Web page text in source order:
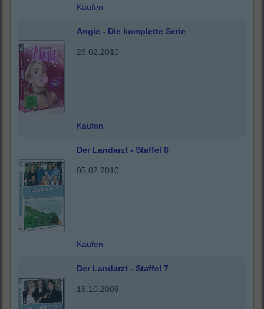
Kaufen
Angie - Die komplette Serie
26.02.2010
Kaufen
Der Landarzt - Staffel 8
05.02.2010
Kaufen
Der Landarzt - Staffel 7
16.10.2009